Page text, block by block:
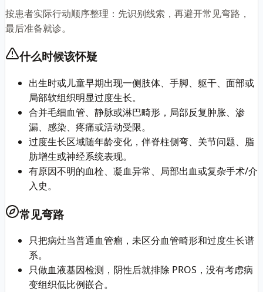
按患者实际行动顺序整理：先识别线索，再避开常见弯路，
最后准备就诊。
什么时候该怀疑
出生时或儿童早期出现一侧肢体、手脚、躯干、面部或
局部软组织明显过度生长。
合并毛细血管、静脉或淋巴畸形，局部反复肿胀、渗
漏、感染、疼痛或活动受限。
过度生长区域随年龄变化，伴脊柱侧弯、关节问题、脂
肪增生或神经系统表现。
有原因不明的血栓、凝血异常、局部出血或复杂手术/介
入史。
常见弯路
只把病灶当普通血管瘤，未区分血管畸形和过度生长谱
系。
只做血液基因检测，阴性后就排除 PROS，没有考虑病
变组织低比例嵌合。